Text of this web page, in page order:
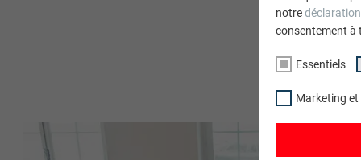
notre
consentement à
Essentiels
Marketing et